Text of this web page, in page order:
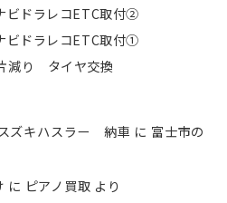
ドラレコETC取付②
ドラレコETC取付①
り タイヤ交換
キハスラー 納車 に 富士市の
に ピアノ買取 より